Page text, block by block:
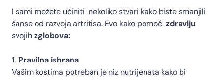
I sami možete učiniti nekoliko stvari kako biste smanjili
šanse od razvoja artritisa. Evo kako pomoći zdravlju
svojihzglobova:
1. Pravilna ishrana
Vašim kostima potreban je niz nutrijenata kako bi